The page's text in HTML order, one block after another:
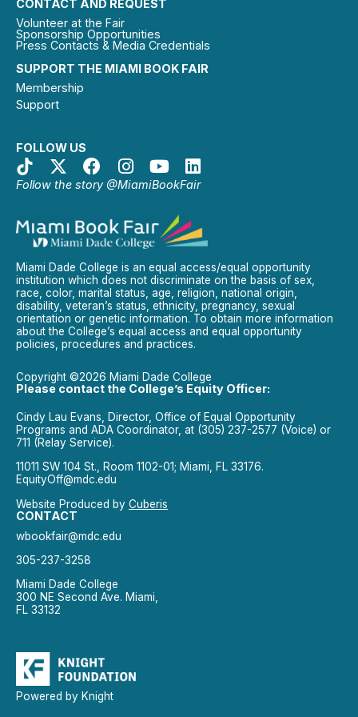
SUPPORT THE MIAMI BOOK FAIR
Membership
Support
FOLLOW US
Follow the story @MiamiBookFair
CONTACT AND REQUEST
Volunteer at the Fair
Sponsorship Opportunities
Press Contacts & Media Credentials
Miami Dade College is an equal access/equal opportunity
institution which does not discriminate on the basis of sex,
race, color, marital status, age, religion, national origin,
disability, veteran’s status, ethnicity, pregnancy, sexual
orientation or genetic information. To obtain more information
about the College’s equal access and equal opportunity
policies, procedures and practices.
Copyright ©2026 Miami Dade College
Please contact the College’s Equity Officer:
Cindy Lau Evans, Director, Office of Equal Opportunity
Programs and ADA Coordinator, at (305) 237-2577 (Voice) or
711 (Relay Service).
11011 SW 104 St., Room 1102-01; Miami, FL 33176.
EquityOff@mdc.edu
Website Produced by Cuberis
CONTACT
wbookfair@mdc.edu
305-237-3258
Miami Dade College
300 NE Second Ave. Miami,
FL 33132
Powered by Knight